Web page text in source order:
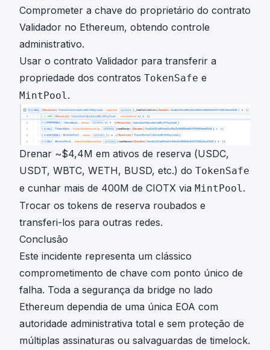
Comprometer a chave do proprietário do contrato
Validador no Ethereum, obtendo controle
administrativo.
Usar o contrato Validador para transferir a
propriedade dos contratos TokenSafe e
MintPool.
Drenar ~$4,4M em ativos de reserva (USDC,
USDT, WBTC, WETH, BUSD, etc.) do TokenSafe
e cunhar mais de 400M de CIOTX via MintPool .
Trocar os tokens de reserva roubados e
transferi-los para outras redes.
Conclusão
Este incidente representa um clássico
comprometimento de chave com ponto único de
falha. Toda a segurança da bridge no lado
Ethereum dependia de uma única EOA com
autoridade administrativa total e sem proteção de
múltiplas assinaturas ou salvaguardas de timelock.